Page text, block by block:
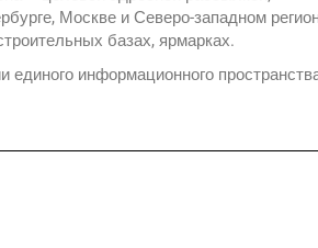
Москве и Северо-западном
базах, ярмарках.
информационного